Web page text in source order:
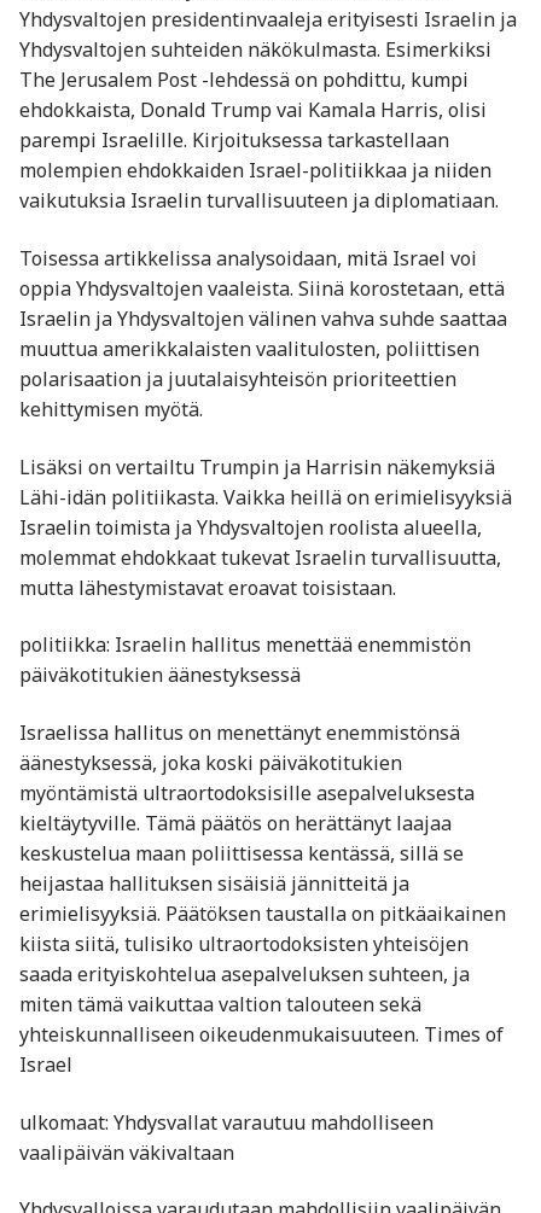
Yhdysvaltojen presidentinvaaleja erityisesti Israelin ja
Yhdysvaltojen suhteiden näkökulmasta. Esimerkiksi
The Jerusalem Post -lehdessä on pohdittu, kumpi
ehdokkaista, Donald Trump vai Kamala Harris, olisi
parempi Israelille. Kirjoituksessa tarkastellaan
molempien ehdokkaiden Israel-politiikkaa ja niiden
vaikutuksia Israelin turvallisuuteen ja diplomatiaan.
Toisessa artikkelissa analysoidaan, mitä Israel voi
oppia Yhdysvaltojen vaaleista. Siinä korostetaan, että
Israelin ja Yhdysvaltojen välinen vahva suhde saattaa
muuttua amerikkalaisten vaalitulosten, poliittisen
polarisaation ja juutalaisyhteisön prioriteettien
kehittymisen myötä.
Lisäksi on vertailtu Trumpin ja Harrisin näkemyksiä
Lähi-idän politiikasta. Vaikka heillä on erimielisyyksiä
Israelin toimista ja Yhdysvaltojen roolista alueella,
molemmat ehdokkaat tukevat Israelin turvallisuutta,
mutta lähestymistavat eroavat toisistaan.
politiikka: Israelin hallitus menettää enemmistön
päiväkotitukien äänestyksessä
Israelissa hallitus on menettänyt enemmistönsä
äänestyksessä, joka koski päiväkotitukien
myöntämistä ultraortodoksisille asepalveluksesta
kieltäytyville. Tämä päätös on herättänyt laajaa
keskustelua maan poliittisessa kentässä, sillä se
heijastaa hallituksen sisäisiä jännitteitä ja
erimielisyyksiä. Päätöksen taustalla on pitkäaikainen
kiista siitä, tulisiko ultraortodoksisten yhteisöjen
saada erityiskohtelua asepalveluksen suhteen, ja
miten tämä vaikuttaa valtion talouteen sekä
yhteiskunnalliseen oikeudenmukaisuuteen. Times of
Israel
ulkomaat: Yhdysvallat varautuu mahdolliseen
vaalipäivän väkivaltaan